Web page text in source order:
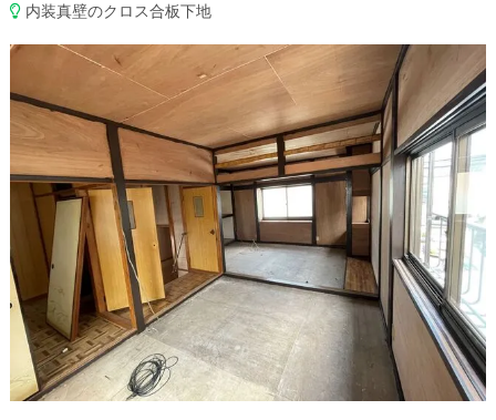
内装真壁のクロス合板下地